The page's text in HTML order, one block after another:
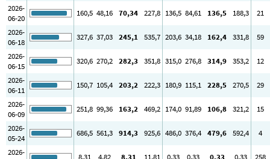
2026-
06-20
160,5 48,16 70,34 227,8 136,5 84,61 136,5 188,3
21
2026-
06-18
327,6 37,03 245,1 535,7 203,6 34,18 162,4 331,8
59
2026-
06-15
320,6 270,2 282,3 351,8 315,0 276,8 314,9 353,2
12
2026-
06-11
150,7 105,4 203,2 222,3 180,9 115,1 228,5 270,5
29
2026-
06-09
251,8 99,36 163,2 469,2 174,0 91,89 106,8 321,2
15
2026-
05-24
686,5 561,3 914,3 925,6 486,0 376,4 479,6 592,4
4
2026-
8,31 4,82 8,31 11,81 0,33 0,33 0,33 0,33
258